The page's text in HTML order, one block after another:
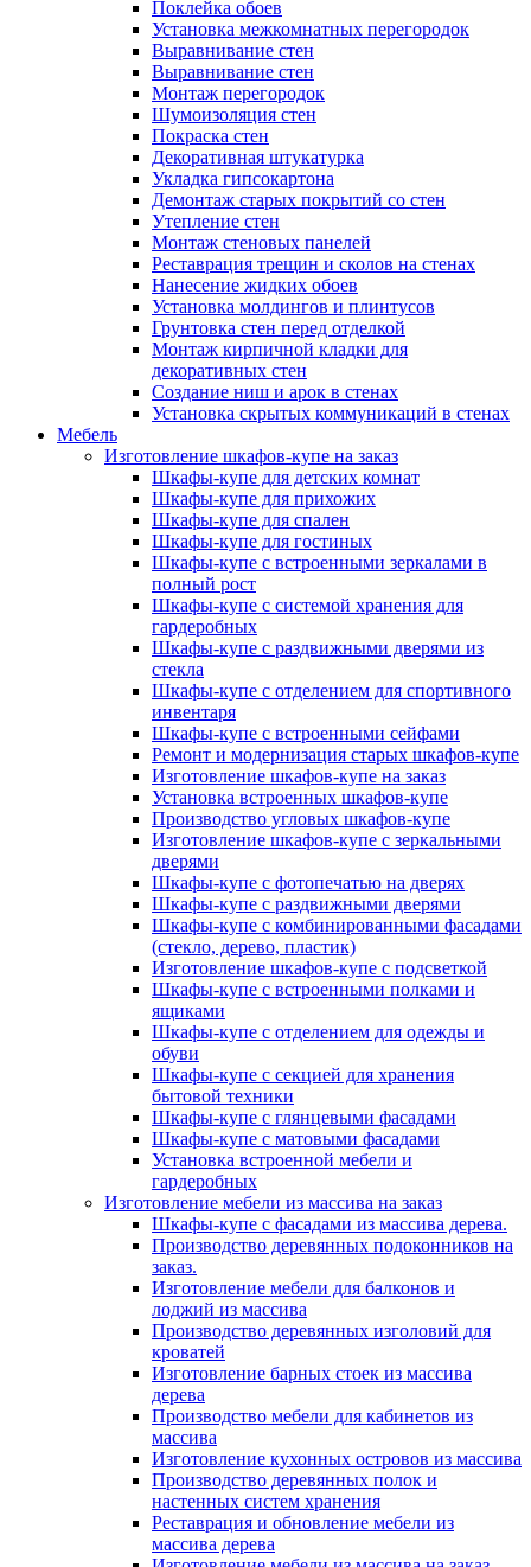
Поклейка обоев
Установка межкомнатных перегородок
Выравнивание стен
Выравнивание стен
Монтаж перегородок
Шумоизоляция стен
Покраска стен
Декоративная штукатурка
Укладка гипсокартона
Демонтаж старых покрытий со стен
Утепление стен
Монтаж стеновых панелей
Реставрация трещин и сколов на стенах
Нанесение жидких обоев
Установка молдингов и плинтусов
Грунтовка стен перед отделкой
Монтаж кирпичной кладки для
декоративных стен
Создание ниш и арок в стенах
Установка скрытых коммуникаций в стенах
Мебель
Изготовление шкафов-купе на заказ
Шкафы-купе для детских комнат
Шкафы-купе для прихожих
Шкафы-купе для спален
Шкафы-купе для гостиных
Шкафы-купе с встроенными зеркалами в
полный рост
Шкафы-купе с системой хранения для
гардеробных
Шкафы-купе с раздвижными дверями из
стекла
Шкафы-купе с отделением для спортивного
инвентаря
Шкафы-купе с встроенными сейфами
Ремонт и модернизация старых шкафов-купе
Изготовление шкафов-купе на заказ
Установка встроенных шкафов-купе
Производство угловых шкафов-купе
Изготовление шкафов-купе с зеркальными
дверями
Шкафы-купе с фотопечатью на дверях
Шкафы-купе с раздвижными дверями
Шкафы-купе с комбинированными фасадами
(стекло, дерево, пластик)
Изготовление шкафов-купе с подсветкой
Шкафы-купе с встроенными полками и
ящиками
Шкафы-купе с отделением для одежды и
обуви
Шкафы-купе с секцией для хранения
бытовой техники
Шкафы-купе с глянцевыми фасадами
Шкафы-купе с матовыми фасадами
Установка встроенной мебели и
гардеробных
Изготовление мебели из массива на заказ
Шкафы-купе с фасадами из массива дерева.
Производство деревянных подоконников на
заказ.
Изготовление мебели для балконов и
лоджий из массива
Производство деревянных изголовий для
кроватей
Изготовление барных стоек из массива
дерева
Производство мебели для кабинетов из
массива
Изготовление кухонных островов из массива
Производство деревянных полок и
настенных систем хранения
Реставрация и обновление мебели из
массива дерева